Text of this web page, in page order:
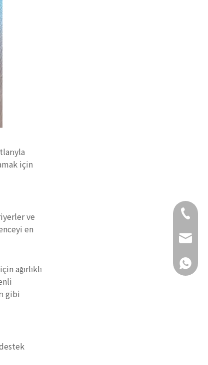
için
ve
en
ağırlıklı
gibi
+86-
+86-